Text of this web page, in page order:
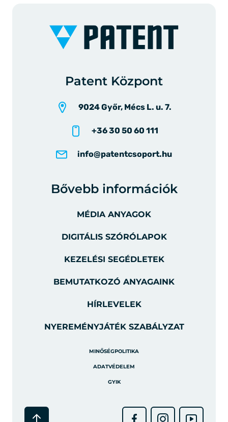
Patent Központ
9024 Győr, Mécs L. u. 7.
+36 30 50 60 111
info@patentcsoport.hu
Bővebb információk
MÉDIA ANYAGOK
DIGITÁLIS SZÓRÓLAPOK
KEZELÉSI SEGÉDLETEK
BEMUTATKOZÓ ANYAGAINK
HÍRLEVELEK
NYEREMÉNYJÁTÉK SZABÁLYZAT
MINŐSÉGPOLITIKA
ADATVÉDELEM
GYIK